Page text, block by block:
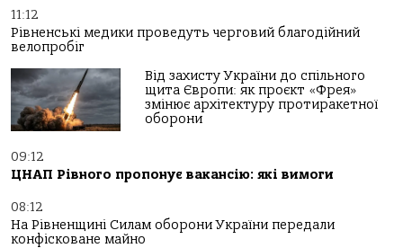
11:12
Рівненські медики проведуть черговий благодійний
велопробіг
Від захисту України до спільного
щита Європи: як проєкт «Фрея»
змінює архітектуру протиракетної
оборони
09:12
ЦНАП Рівного пропонує вакансію: які вимоги
08:12
На Рівненщині Силам оборони України передали
конфісковане майно